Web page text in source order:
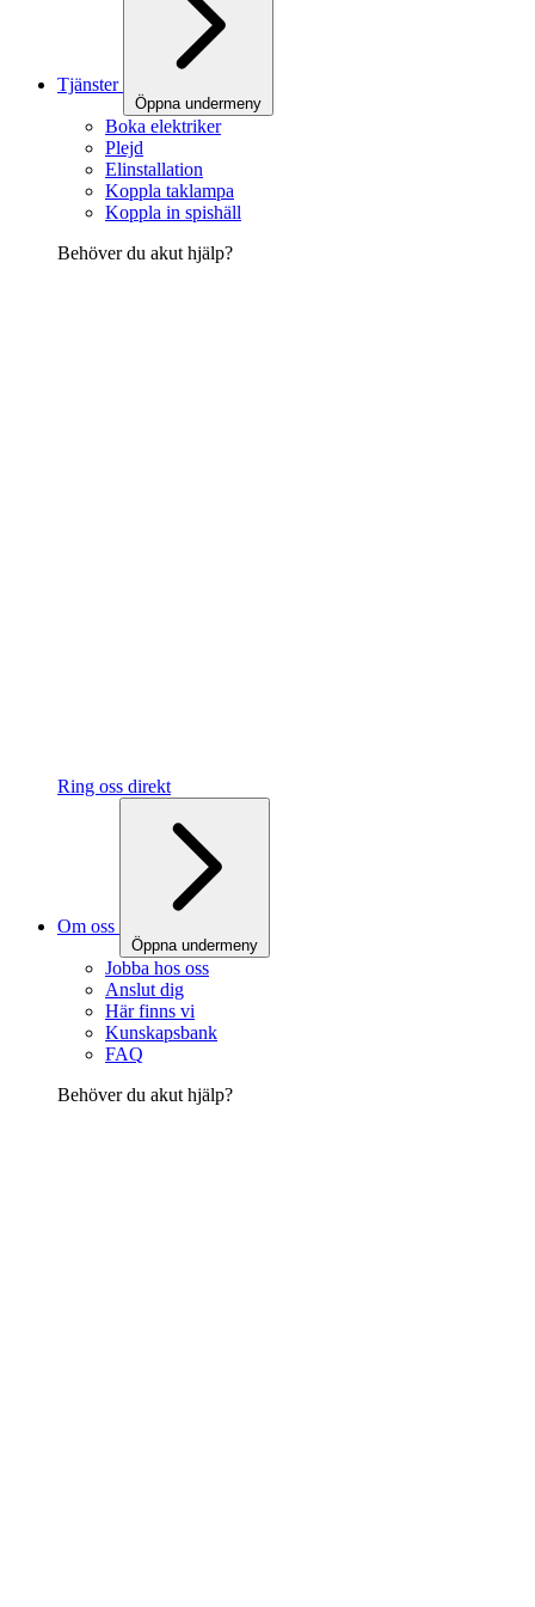
Tjänster
Öppna undermeny
Boka elektriker
Plejd
Elinstallation
Koppla taklampa
Koppla in spishäll
Behöver du akut hjälp?
Ring oss direkt
Om oss
Öppna undermeny
Jobba hos oss
Anslut dig
Här finns vi
Kunskapsbank
FAQ
Behöver du akut hjälp?